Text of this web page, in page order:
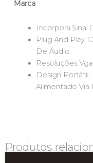
Marca
Incorpora
Plug And Play.
De Áudio.
Resoluções
Design
Alimentado Via
Produtos